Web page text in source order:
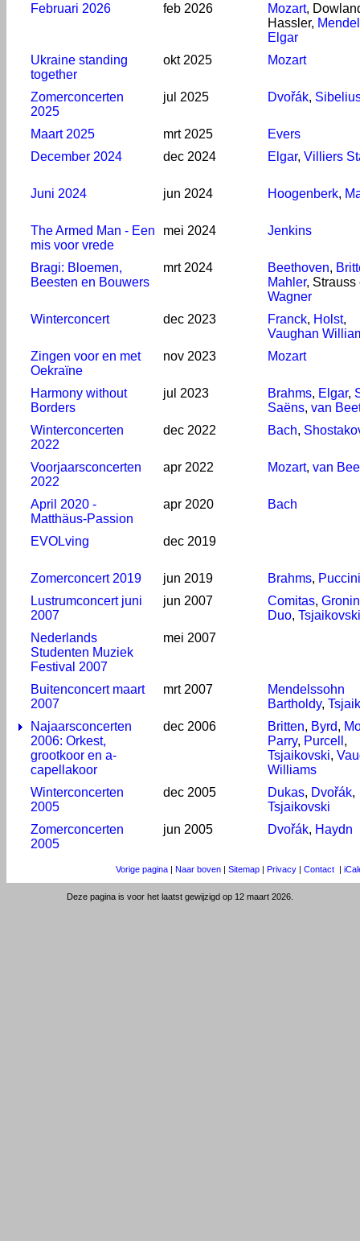
Februari 2026 feb 2026 Mozart,
Hassler,
Elgar
Ukraine standing
together
okt 2025 Mozart
Zomerconcerten
2025
jul 2025 Dvořák,
Maart 2025 mrt 2025
Evers
December 2024
dec 2024 Elgar, Villiers
Juni 2024 jun 2024 Hoogenberk,
The Armed Man - Een
mis voor vrede
mei 2024 Jenkins
Bragi: Bloemen,
Beesten en Bouwers
mrt 2024 Beethoven,
Mahler, Strauss
Wagner
Winterconcert
dec 2023 Franck, Holst,
Vaughan
Zingen voor en met
Oekraïne
nov 2023 Mozart
Harmony without
Borders
jul 2023 Brahms, Elgar,
Saëns, van
Winterconcerten
2022
dec 2022 Bach,
Voorjaarsconcerten
2022
apr 2022 Mozart, van
April 2020 -
Matthäus-Passion
apr 2020 Bach
EVOLving dec 2019
Zomerconcert 2019 jun 2019 Brahms, Puccini
Lustrumconcert juni
2007
jun 2007 Comitas,
Duo, Tsjaikovski
Nederlands
Studenten Muziek
Festival 2007
mei 2007
Buitenconcert maart
2007
mrt 2007
Mendelssohn
Bartholdy,
Najaarsconcerten
2006: Orkest,
grootkoor en a-
capellakoor
dec 2006 Britten, Byrd,
Parry, Purcell ,
Tsjaikovski,
Williams
Winterconcerten
2005
dec 2005 Dukas, Dvořák,
Tsjaikovski
Zomerconcerten
2005
jun 2005 Dvořák, Haydn
Vorige pagina | Naar boven | Sitemap | Privacy | Contact |
Deze pagina is voor het laatst gewijzigd op 12 maart 2026.